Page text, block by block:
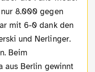
8.000 gegen
mit 6-0 dank den
und Nerlinger.
Beim
aus Berlin gewinnt